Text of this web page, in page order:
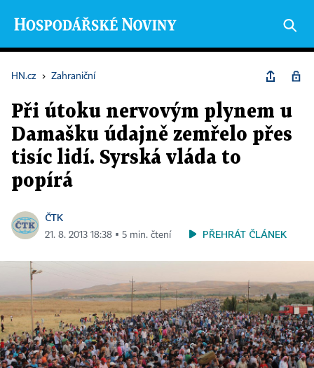
HN.cz › Zahraniční
Při útoku nervovým plynem u
Damašku údajně zemřelo přes
tisíc lidí. Syrská vláda to
popírá
ČTK
21. 8. 2013 18:38 ▪ 5 min. čtení PŘEHRÁT ČLÁNEK